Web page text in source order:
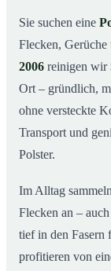
03So arbeiten
04Warum Mr.
05
Verwandte
Verbund)
09So läuft
Sie suchen eine
Flecken, Gerüche
2006 reinigen wir
Ort – gründlich,
ohne versteckte
Transport und
Polster.
Im Alltag
Flecken an – auch
tief in den Fasern
profitieren von